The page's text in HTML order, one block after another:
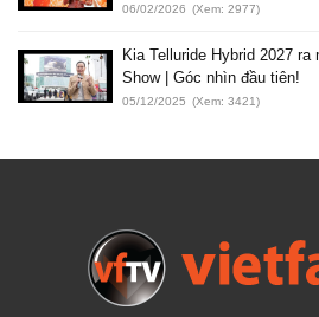
06/02/2026 (Xem: 2977)
Kia Telluride Hybrid 2027
Show | Góc nhìn đầu tiên!
05/12/2025 (Xem: 3421)